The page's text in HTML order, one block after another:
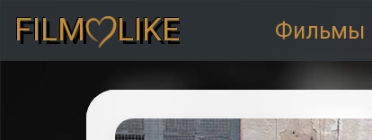
FILM LIKE Фильмы